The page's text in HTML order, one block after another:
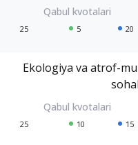
25 5 20
Ekologiya va atrof-
25 10 15